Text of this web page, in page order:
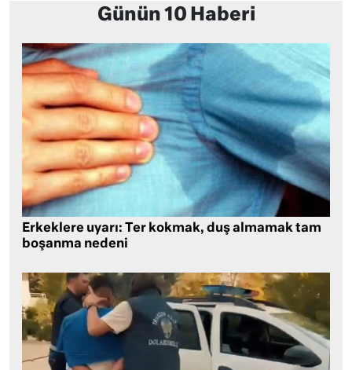
Günün 10 Haberi
Erkeklere uyarı: Ter kokmak, duş almamak tam
boşanma nedeni